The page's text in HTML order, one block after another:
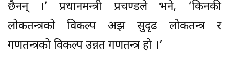
छैनन् ।’ प्रधानमन्त्री प्रचण्डले भने, ‘किनकी
लोकतन्त्रको विकल्प अझ सुदृढ लोकतन्त्र र
गणतन्त्रको विकल्प उन्नत गणतन्त्र हो ।’